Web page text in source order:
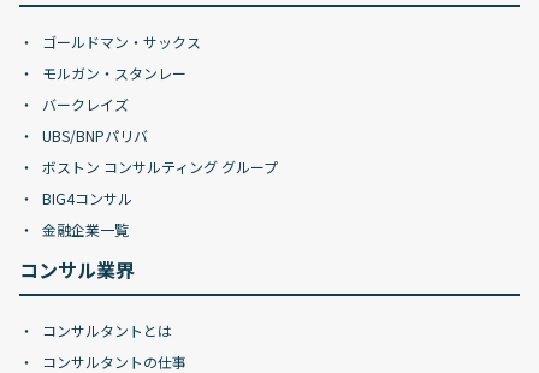
ゴールドマン・サックス
モルガン・スタンレー
バークレイズ
UBS/BNPパリバ
ボストン コンサルティング グループ
BIG4コンサル
金融企業一覧
コンサル業界
コンサルタントとは
コンサルタントの仕事